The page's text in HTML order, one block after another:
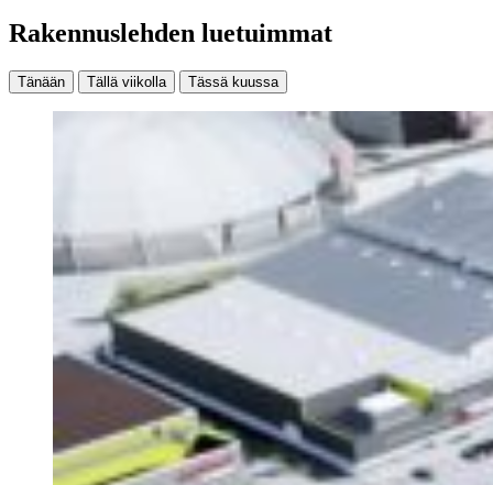
Rakennuslehden luetuimmat
Tänään Tällä viikolla Tässä kuussa